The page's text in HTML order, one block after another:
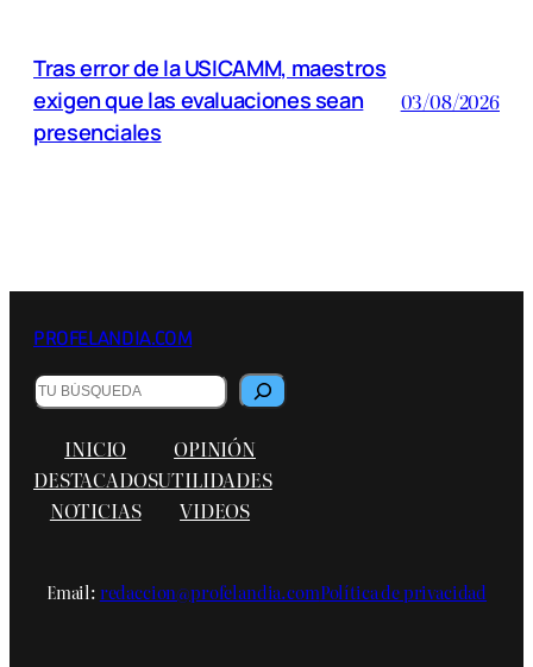
Tras error de la USICAMM, maestros
exigen que las evaluaciones sean
presenciales
03/08/2026
PROFELANDIA.COM
Buscar
INICIO
DESTACADOS
NOTICIAS
OPINIÓN
UTILIDADES
VIDEOS
Email:redaccion@profelandia.comPolítica de privacidad